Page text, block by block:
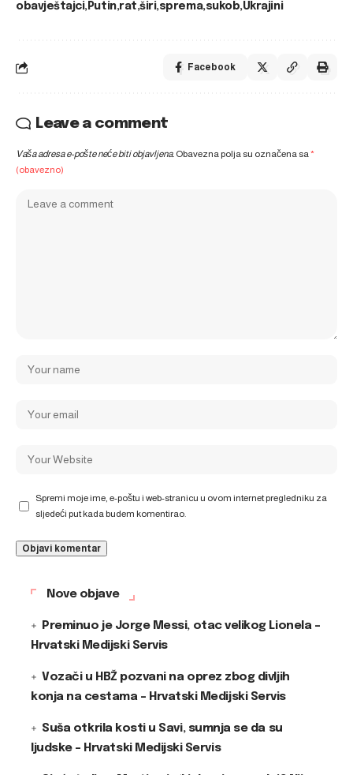
obavještajci Putin rat širi sprema sukob Ukrajini
Facebook
Leave a comment
Vaša adresa e-pošte neće biti objavljena. Obavezna polja su označena sa*
(obavezno)
Spremi moje ime, e-poštu i web-stranicu u ovom internet pregledniku za
sljedeći put kada budem komentirao.
Nove objave
Preminuo je Jorge Messi, otac velikog Lionela –
Hrvatski Medijski Servis
Vozači u HBŽ pozvani na oprez zbog divljih
konja na cestama – Hrvatski Medijski Servis
Suša otkrila kosti u Savi, sumnja se da su
ljudske – Hrvatski Medijski Servis